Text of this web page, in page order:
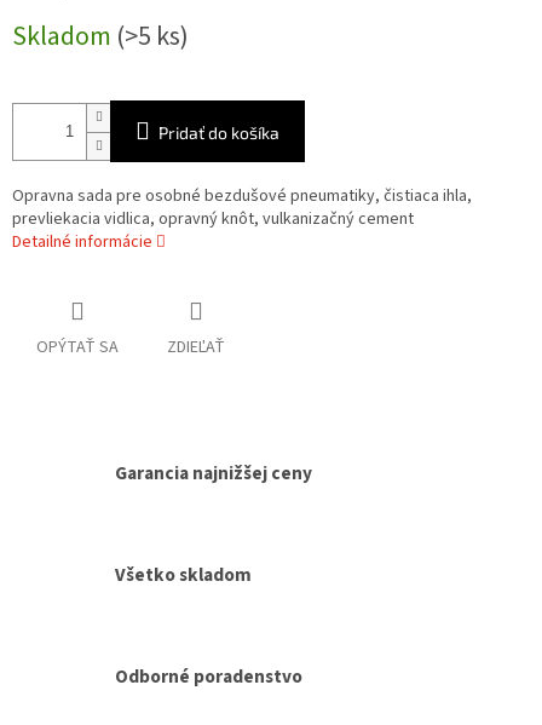
cena:
Skladom (>5 ks)
Pridať do košíka
Opravna sada pre osobné bezdušové pneumatiky, čistiaca ihla,
prevliekacia vidlica, opravný knôt, vulkanizačný cement
Detailné informácie
OPÝTAŤ SA ZDIEĽAŤ
Garancia najnižšej ceny
Všetko skladom
Odborné poradenstvo